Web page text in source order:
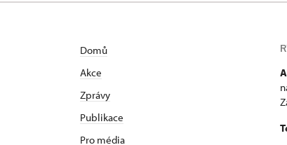
Domů
Akce
Zprávy
Publikace
Pro média